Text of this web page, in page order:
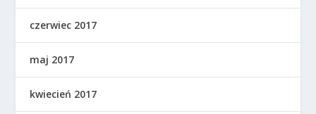
czerwiec 2017
maj 2017
kwiecień 2017